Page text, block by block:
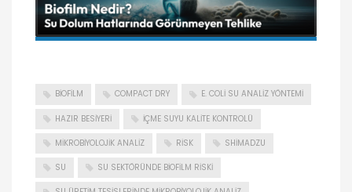
BIOFILM COMPACT DRY E. COLI SU ANALIZ YÖNTEMI
HAZIR BESIYERI IÇME SUYU KALITE KONTROLÜ
MIKROBIYOLOJIK ANALIZ RISK SHIMADZU
SU SU SEKTÖRÜNDE BIOFILM RISKI